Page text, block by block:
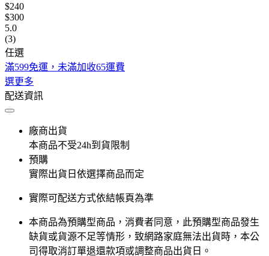
$240
$300
5.0
(3)
任選
滿599免運，未滿加收65運費
選更多
配送資訊
廠商出貨
本商品不受24h到貨限制
預購
實際出貨日依選擇商品而定
實際可配送方式依結帳頁為準
本商品為預購型商品，消費者同意，此預購型商品發生
缺貨或貨源不足等情形，​致網路家庭無法出貨時，本公
司得取消訂單退還款項或調整商品出貨日。